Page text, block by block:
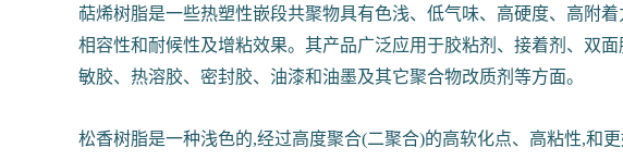
萜烯树脂是一些热塑性嵌段共聚物具有色浅、低气味、高硬度、高附
相容性和耐候性及增粘效果。其产品广泛应用于胶粘剂、接着剂、双
敏胶、热溶胶、密封胶、油漆和油墨及其它聚合物改质剂等方面。
松香树脂是一种浅色的,经过高度聚合(二聚合)的高软化点、高粘性,和